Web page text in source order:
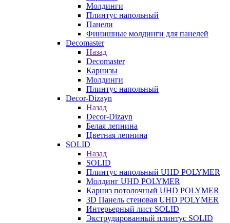
Молдинги
Плинтус напольный
Панели
Финишные молдинги для панелей
Decomaster
Назад
Decomaster
Карнизы
Молдинги
Плинтус напольный
Decor-Dizayn
Назад
Decor-Dizayn
Белая лепнина
Цветная лепнина
SOLID
Назад
SOLID
Плинтус напольный UHD POLYMER
Молдинг UHD POLYMER
Карниз потолочный UHD POLYMER
3D Панель стеновая UHD POLYMER
Интерьерный лист SOLID
Экструдированный плинтус SOLID